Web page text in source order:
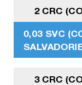
2 CRC
0,03 SVC
3 CRC